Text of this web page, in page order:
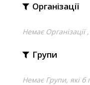
Організації
Немає Організації
Групи
Немає Групи, які б